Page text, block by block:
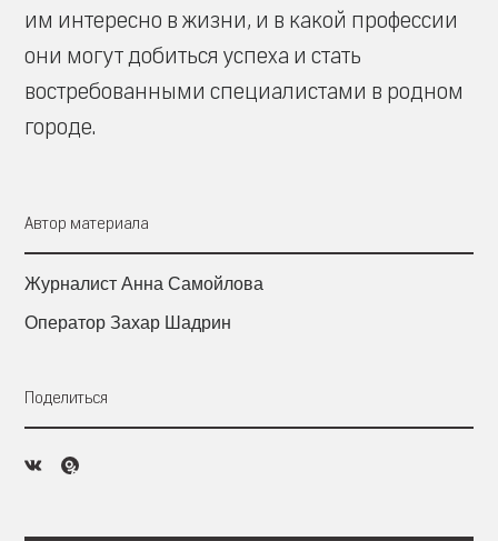
им интересно в жизни, и в какой профессии
они могут добиться успеха и стать
востребованными специалистами в родном
городе.
Автор материала
Журналист Анна Самойлова
Оператор Захар Шадрин
Поделиться